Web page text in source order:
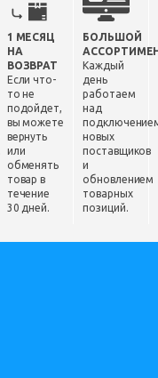
1 МЕСЯЦ
НА
ВОЗВРАТ
Если что-
то не
подойдет,
вы можете
вернуть
или
обменять
товар в
течение
30 дней.
БОЛЬШОЙ
Каждый
день
работаем
над
новых
поставщиков
и
обновлением
товарных
позиций.